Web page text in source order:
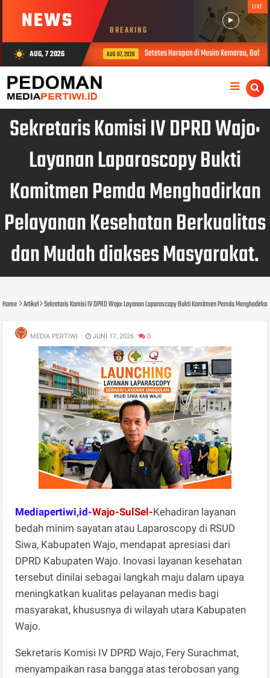
NEWS BREAKING
LIVE
wb_sunny AUG, 7 2026 AUG 07, 2026 Setetes Harapan di Musim Kemarau, Babinsa
Sekretaris Komisi IV DPRD Wajo:
Layanan Laparoscopy Bukti
Komitmen Pemda Menghadirkan
Pelayanan Kesehatan Berkualitas
dan Mudah diakses Masyarakat.
Home Artikel Sekretaris Komisi IV DPRD Wajo: Layanan Laparoscopy Bukti Komitmen Pemda
MEDIA PERTIWI JUNI 17, 2026 0
Mediapertiwi,id-Wajo-SulSel-Kehadiran layanan
bedah minim sayatan atau Laparoscopy di RSUD
Siwa, Kabupaten Wajo, mendapat apresiasi dari
DPRD Kabupaten Wajo. Inovasi layanan kesehatan
tersebut dinilai sebagai langkah maju dalam upaya
meningkatkan kualitas pelayanan medis bagi
masyarakat, khususnya di wilayah utara Kabupaten
Wajo.
Sekretaris Komisi IV DPRD Wajo, Fery Surachmat,
menyampaikan rasa bangga atas terobosan yang